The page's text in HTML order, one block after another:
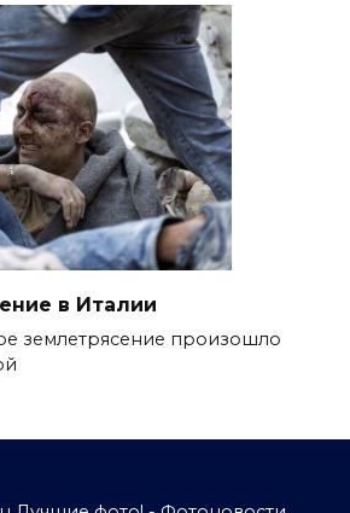
в Италии
землетрясение произошло